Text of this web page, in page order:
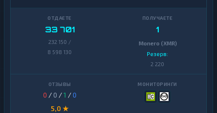
33 701
232 150 /
8 598 130
1
Monero (XMR)
Резерв:
2 220
0 / 0 /1 /0
5,0 ★